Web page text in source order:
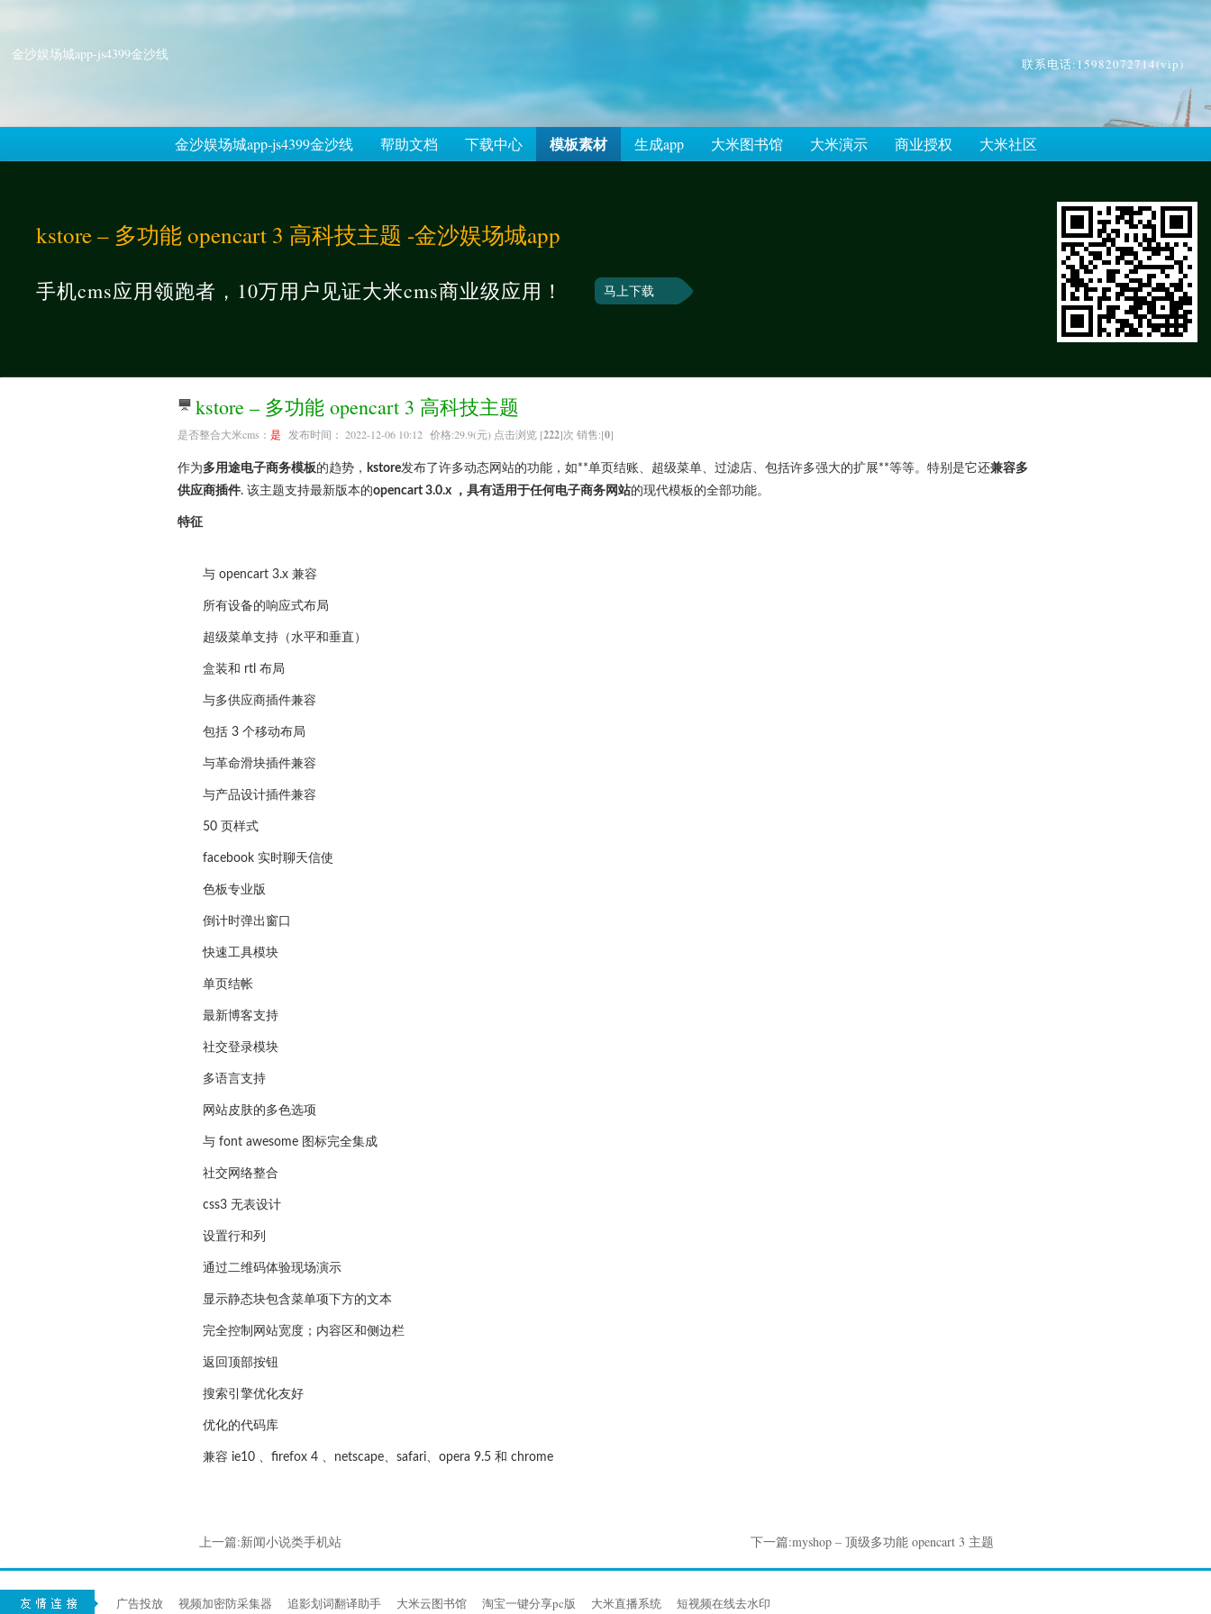
金沙娱场城app-js4399金沙线
联系电话:15982072714(vip)
金沙娱场城app-js4399金沙线 帮助文档 下载中心 模板素材 生成app 大米图书馆 大米演示 商业授权 大米社区
kstore – 多功能 opencart 3 高科技主题 -金沙娱场城app
手机cms应用领跑者，10万用户见证大米cms商业级应用！ 马上下载
kstore – 多功能 opencart 3 高科技主题
是否整合大米cms： 是 发布时间： 2022-12-06 10:12 价格:29.9(元) 点击浏览 [222]次 销售:[0]
作为多用途电子商务模板的趋势， kstore发布了许多动态网站的功能，如**单页结账、超级菜单、过滤店、包括许多强大的扩展**等等。特别是它还兼容多
供应商插件. 该主题支持最新版本的opencart 3.0.x ，具有适用于任何 电子商务网站的现代模板的全部功能。
特征
与 opencart 3.x 兼容
所有设备的响应式布局
超级菜单支持（水平和垂直）
盒装和 rtl 布局
与多供应商插件兼容
包括 3 个移动布局
与革命滑块插件兼容
与产品设计插件兼容
50 页样式
facebook 实时聊天信使
色板专业版
倒计时弹出窗口
快速工具模块
单页结帐
最新博客支持
社交登录模块
多语言支持
网站皮肤的多色选项
与 font awesome 图标完全集成
社交网络整合
css3 无表设计
设置行和列
通过二维码体验现场演示
显示静态块包含菜单项下方的文本
完全控制网站宽度；内容区和侧边栏
返回顶部按钮
搜索引擎优化友好
优化的代码库
兼容 ie10 、firefox 4 、netscape、safari、opera 9.5 和 chrome
上一篇:新闻小说类手机站 下一篇:myshop – 顶级多功能 opencart 3 主题
广告投放 视频加密防采集器 追影划词翻译助手 大米云图书馆 淘宝一键分享pc版 大米直播系统 短视频在线去水印